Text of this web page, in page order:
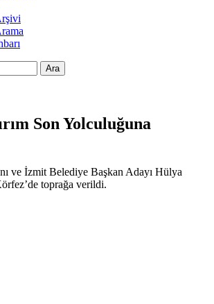
Ara
Son Yolculuğuna
ve İzmit Belediye Başkan Adayı Hülya
toprağa verildi.